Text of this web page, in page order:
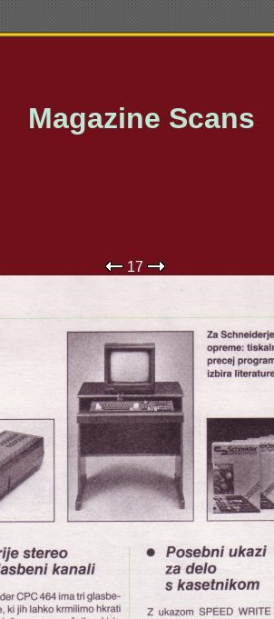
Magazine Scans
17